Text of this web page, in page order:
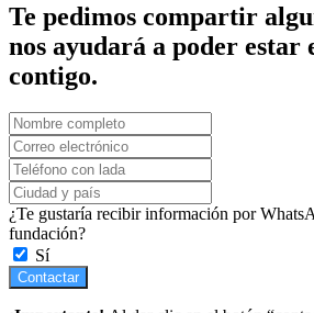
Te pedimos compartir
nos ayudará a poder estar
contigo.
¿Te gustaría recibir información por
fundación?
Sí
Contactar